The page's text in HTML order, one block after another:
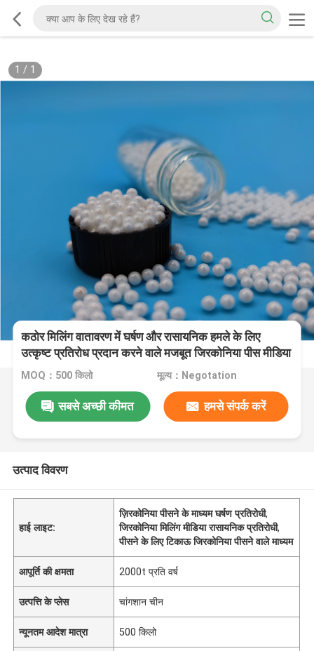
1 / 1
कठोर मिलिंग वातावरण में घर्षण और रासायनिक हमले के लिए
उत्कृष्ट प्रतिरोध प्रदान करने वाले मजबूत जिरकोनिया पीस मीडिया
MOQ：500 किलो मूल्य：Negotation
सबसे अच्छी कीमत हमसे संपर्क करें
उत्पाद विवरण
हाई लाइट:
ज़िरकोनिया पीसने के माध्यम घर्षण प्रतिरोधी,
जिरकोनिया मिलिंग मीडिया रासायनिक प्रतिरोधी,
पीसने के लिए टिकाऊ जिरकोनिया पीसने वाले माध्यम
आपूर्ति की क्षमता 2000t प्रति वर्ष
उत्पत्ति के प्लेस चांगशान चीन
न्यूनतम आदेश मात्रा 500 किलो